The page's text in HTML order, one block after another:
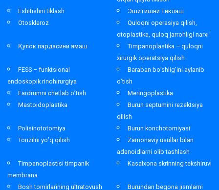
Eshitishni tiklash
Эшитишни тиклаш
Otoskleroz
Quloqni operasiya qilish,
otoplastika, quloq jarrohligi narxi
Қулок пардасини ямаш
Timpanoplastika – quloqni
xirurgik operatsiya qilish
FESS – funktsional
endoskopik rinohirurgiya
Baraban bo’shlig’ini aylanib
o’tish
Eardrumni chetlab o’tish
Meringoplastika
Mastoidoplastika
Burun septumini rezektsiya
qilish
Polisinototomiya
Burun konchotomiyasi
Tonzilni yo’q qilish
Zamonaviy usullar bilan
adenoidlarni olib tashlash
Timpanoplastisi timpanik
membrana
Kasalxona skrinning tekshiruvi
Bosh tomirlarining ultratovush Burundan begona jismlarni